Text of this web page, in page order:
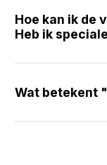
Hoe kan ik de
Heb ik
Wat betekent